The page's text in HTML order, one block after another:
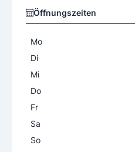
Öffnungszeiten
Mo
Di
Mi
Do
Fr
Sa
So